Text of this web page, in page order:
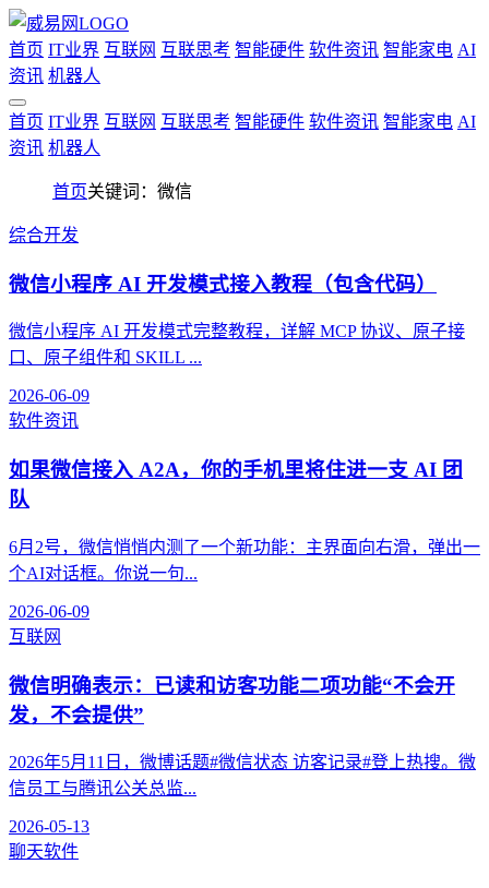
首页 IT业界 互联网 互联思考 智能硬件 软件资讯 智能家电 AI
资讯 机器人
首页 IT业界 互联网 互联思考 智能硬件 软件资讯 智能家电 AI
资讯 机器人
首页关键词：微信
综合开发
微信小程序 AI 开发模式接入教程（包含代码）
微信小程序 AI 开发模式完整教程，详解 MCP 协议、原子接
口、原子组件和 SKILL ...
2026-06-09
软件资讯
如果微信接入 A2A，你的手机里将住进一支 AI 团
队
6月2号，微信悄悄内测了一个新功能：主界面向右滑，弹出一
个AI对话框。你说一句...
2026-06-09
互联网
微信明确表示：已读和访客功能二项功能“不会开
发，不会提供”
2026年5月11日，微博话题#微信状态 访客记录#登上热搜。微
信员工与腾讯公关总监...
2026-05-13
聊天软件